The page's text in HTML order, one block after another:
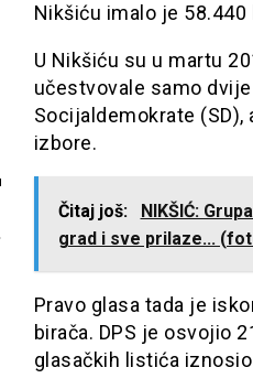
Nikšiću imalo je 58.440
U Nikšiću su u martu
učestvovale samo
Socijaldemokrate
izbore.
Čitaj još:
NIKŠIĆ:
grad i sve prilaze...
Pravo glasa tada je
birača. DPS je osvojio
glasačkih listića